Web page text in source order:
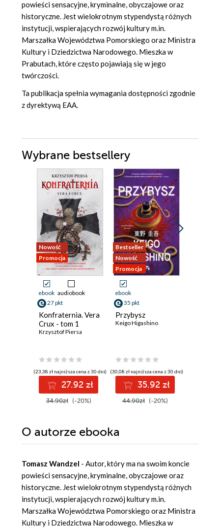
powieści sensacyjne, kryminalne, obyczajowe oraz
historyczne. Jest wielokrotnym stypendystą różnych
instytucji, wspierających rozwój kultury m.in.
Marszałka Województwa Pomorskiego oraz Ministra
Kultury i Dziedzictwa Narodowego. Mieszka w
Prabutach, które często pojawiają się w jego
twórczości.
Ta publikacja spełnia wymagania dostępności zgodnie
z dyrektywą EAA.
Wybrane bestsellery
Nowość
Promocja
ebook audiobook
27 pkt
Konfraternia. Vera
Crux - tom 1
Krzysztof Piersa
(23,38 zł najniższa cena z 30 dni)
27.92 zł
34.90zł (-20%)
Bestseller
Nowość
Promocja
ebook
35 pkt
Przybysz
Keigo Higashino
(30,08 zł najniższa cena z 30 dni)
35.92 zł
44.90zł (-20%)
O autorze ebooka
Tomasz Wandzel - Autor, który ma na swoim koncie
powieści sensacyjne, kryminalne, obyczajowe oraz
historyczne. Jest wielokrotnym stypendystą różnych
instytucji, wspierających rozwój kultury m.in.
Marszałka Województwa Pomorskiego oraz Ministra
Kultury i Dziedzictwa Narodowego. Mieszka w